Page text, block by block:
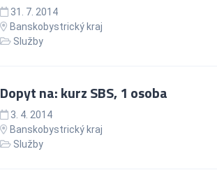
31. 7. 2014
Banskobystrický kraj
Služby
Dopyt na: kurz SBS, 1 osoba
3. 4. 2014
Banskobystrický kraj
Služby